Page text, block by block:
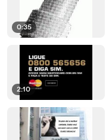
0:35
2:10